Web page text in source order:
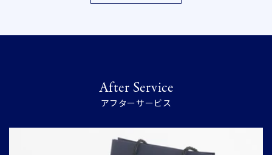
After Service
アフターサービス